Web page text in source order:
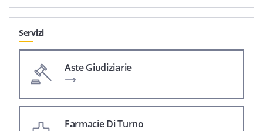
Servizi
Aste Giudiziarie
Farmacie Di Turno